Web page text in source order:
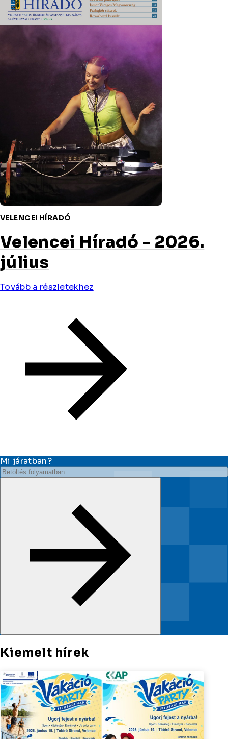
Velencei Híradó - 2026.
július
VELENCEI HÍRADÓ
Tovább a részletekhez
Szolgáltatások
Kiemelt hírek